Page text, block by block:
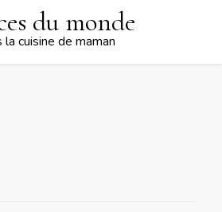
du monde
la cuisine de maman